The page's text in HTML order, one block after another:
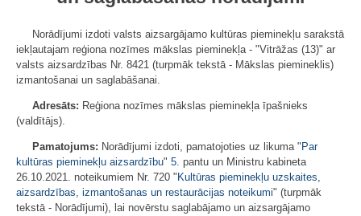
Norādījumi izdoti valsts aizsargājamo kultūras pieminekļu sarakstā
iekļautajam reģiona nozīmes mākslas pieminekļa - "Vitrāžas (13)" ar
valsts aizsardzības Nr. 8421 (turpmāk tekstā - Mākslas piemineklis)
izmantošanai un saglabāšanai.
Adresāts: Reģiona nozīmes mākslas pieminekļa īpašnieks
(valdītājs).
Pamatojums: Norādījumi izdoti, pamatojoties uz likuma " Par
kultūras pieminekļu aizsardzību" 5. pantu un Ministru kabineta
26.10.2021. noteikumiem Nr. 720 " Kultūras pieminekļu uzskaites,
aizsardzības, izmantošanas un restaurācijas noteikumi" (turpmāk
tekstā - Norādījumi), lai novērstu saglabājamo un aizsargājamo